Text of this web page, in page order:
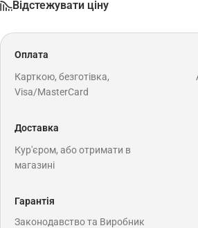
Відстежувати ціну
Оплата
Карткою, безготівка,
Visa/MasterCard
Доставка
Кур'єром, або отримати в
магазині
Гарантія
Законодавство та Виробник